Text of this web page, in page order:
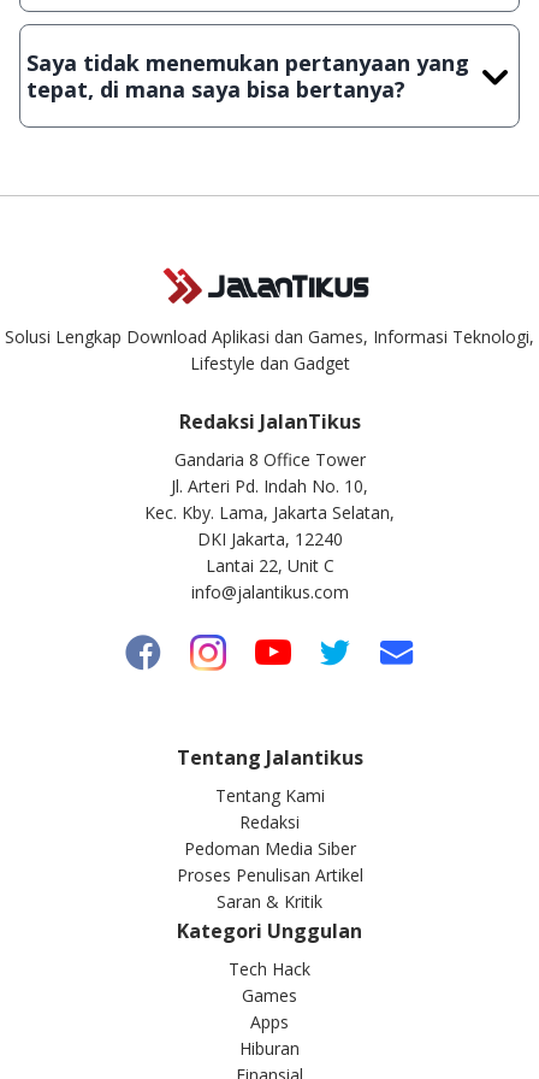
Demi menjaga kualitas aplikasi dan games yang ada di
download secara manual, sehingga kuota sebesar ribuan
aplikasi & games tidak dapat tercapai dalam waktu yang
singkat.
Saya tidak menemukan pertanyaan yang
tepat, di mana saya bisa bertanya?
Kami dengan senang hati menjawab setiap pertanyaan yang
Solusi Lengkap Download Aplikasi dan Games, Informasi Teknologi,
Lifestyle dan Gadget
Redaksi JalanTikus
Gandaria 8 Office Tower
Jl. Arteri Pd. Indah No. 10,
Kec. Kby. Lama, Jakarta Selatan,
DKI Jakarta, 12240
Lantai 22, Unit C
info@jalantikus.com
Tentang Jalantikus
Tentang Kami
Redaksi
Pedoman Media Siber
Proses Penulisan Artikel
Saran & Kritik
Kategori Unggulan
Tech Hack
Games
Apps
Hiburan